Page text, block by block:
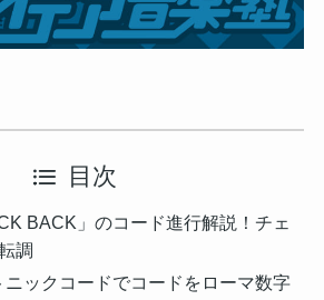
目次
BACK」のコード進行解説！チェ
調
ニックコードでコードをローマ数字